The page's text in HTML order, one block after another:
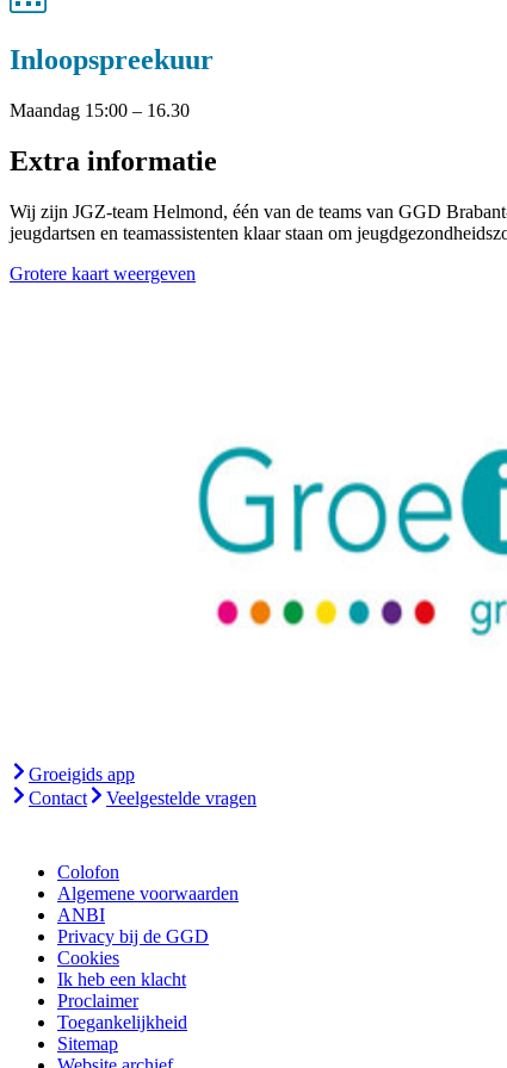
Inloopspreekuur
Maandag 15:00 – 16.30
Extra informatie
Wij zijn JGZ-team Helmond, één van de teams van GGD
jeugdartsen en teamassistenten klaar staan om
Grotere kaart weergeven
Groeigids app
Contact
Veelgestelde vragen
Colofon
Algemene voorwaarden
ANBI
Privacy bij de GGD
Cookies
Ik heb een klacht
Proclaimer
Toegankelijkheid
Sitemap